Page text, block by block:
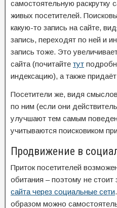
самостоятельную раскрутку
живых посетителей.
какую-то запись на сайте,
запись, переходят по ней и
запись тоже. Это
сайта (почитайте тут
индексацию), а также
Посетители же, видя
по ним (если они
улучшают тем самым
учитываются поисковиком
Продвижение в
Приток посетителей
обитания – поэтому не стоит
сайта через социальные сети
образом можно